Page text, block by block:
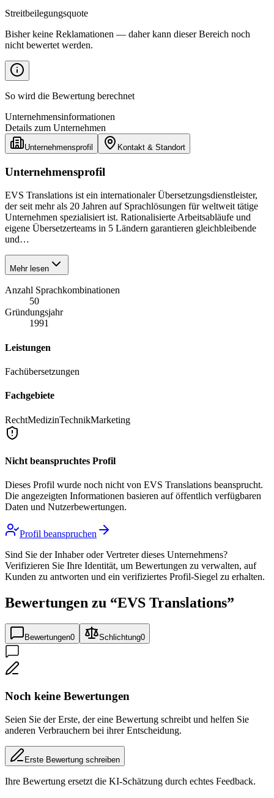
Streitbeilegungsquote
Bisher keine Reklamationen — daher kann dieser Bereich noch
nicht bewertet werden.
So wird die Bewertung berechnet
Unternehmensinformationen
Details zum Unternehmen
Unternehmensprofil Kontakt & Standort
Unternehmensprofil
EVS Translations ist ein internationaler Übersetzungsdienstleister,
der seit mehr als 20 Jahren auf Sprachlösungen für weltweit tätige
Unternehmen spezialisiert ist. Rationalisierte Arbeitsabläufe und
eigene Übersetzerteams in 5 Ländern garantieren gleichbleibende
und…
Mehr lesen
Anzahl Sprachkombinationen
50
Gründungsjahr
1991
Leistungen
Fachübersetzungen
Fachgebiete
RechtMedizinTechnikMarketing
Nicht beanspruchtes Profil
Dieses Profil wurde noch nicht von EVS Translations beansprucht.
Die angezeigten Informationen basieren auf öffentlich verfügbaren
Daten und Nutzerbewertungen.
Profil beanspruchen
Sind Sie der Inhaber oder Vertreter dieses Unternehmens?
Verifizieren Sie Ihre Identität, um Bewertungen zu verwalten, auf
Kunden zu antworten und ein verifiziertes Profil-Siegel zu erhalten.
Bewertungen zu “EVS Translations”
Bewertungen0 Schlichtung0
Noch keine Bewertungen
Seien Sie der Erste, der eine Bewertung schreibt und helfen Sie
anderen Verbrauchern bei ihrer Entscheidung.
Erste Bewertung schreiben
Ihre Bewertung ersetzt die KI-Schätzung durch echtes Feedback.